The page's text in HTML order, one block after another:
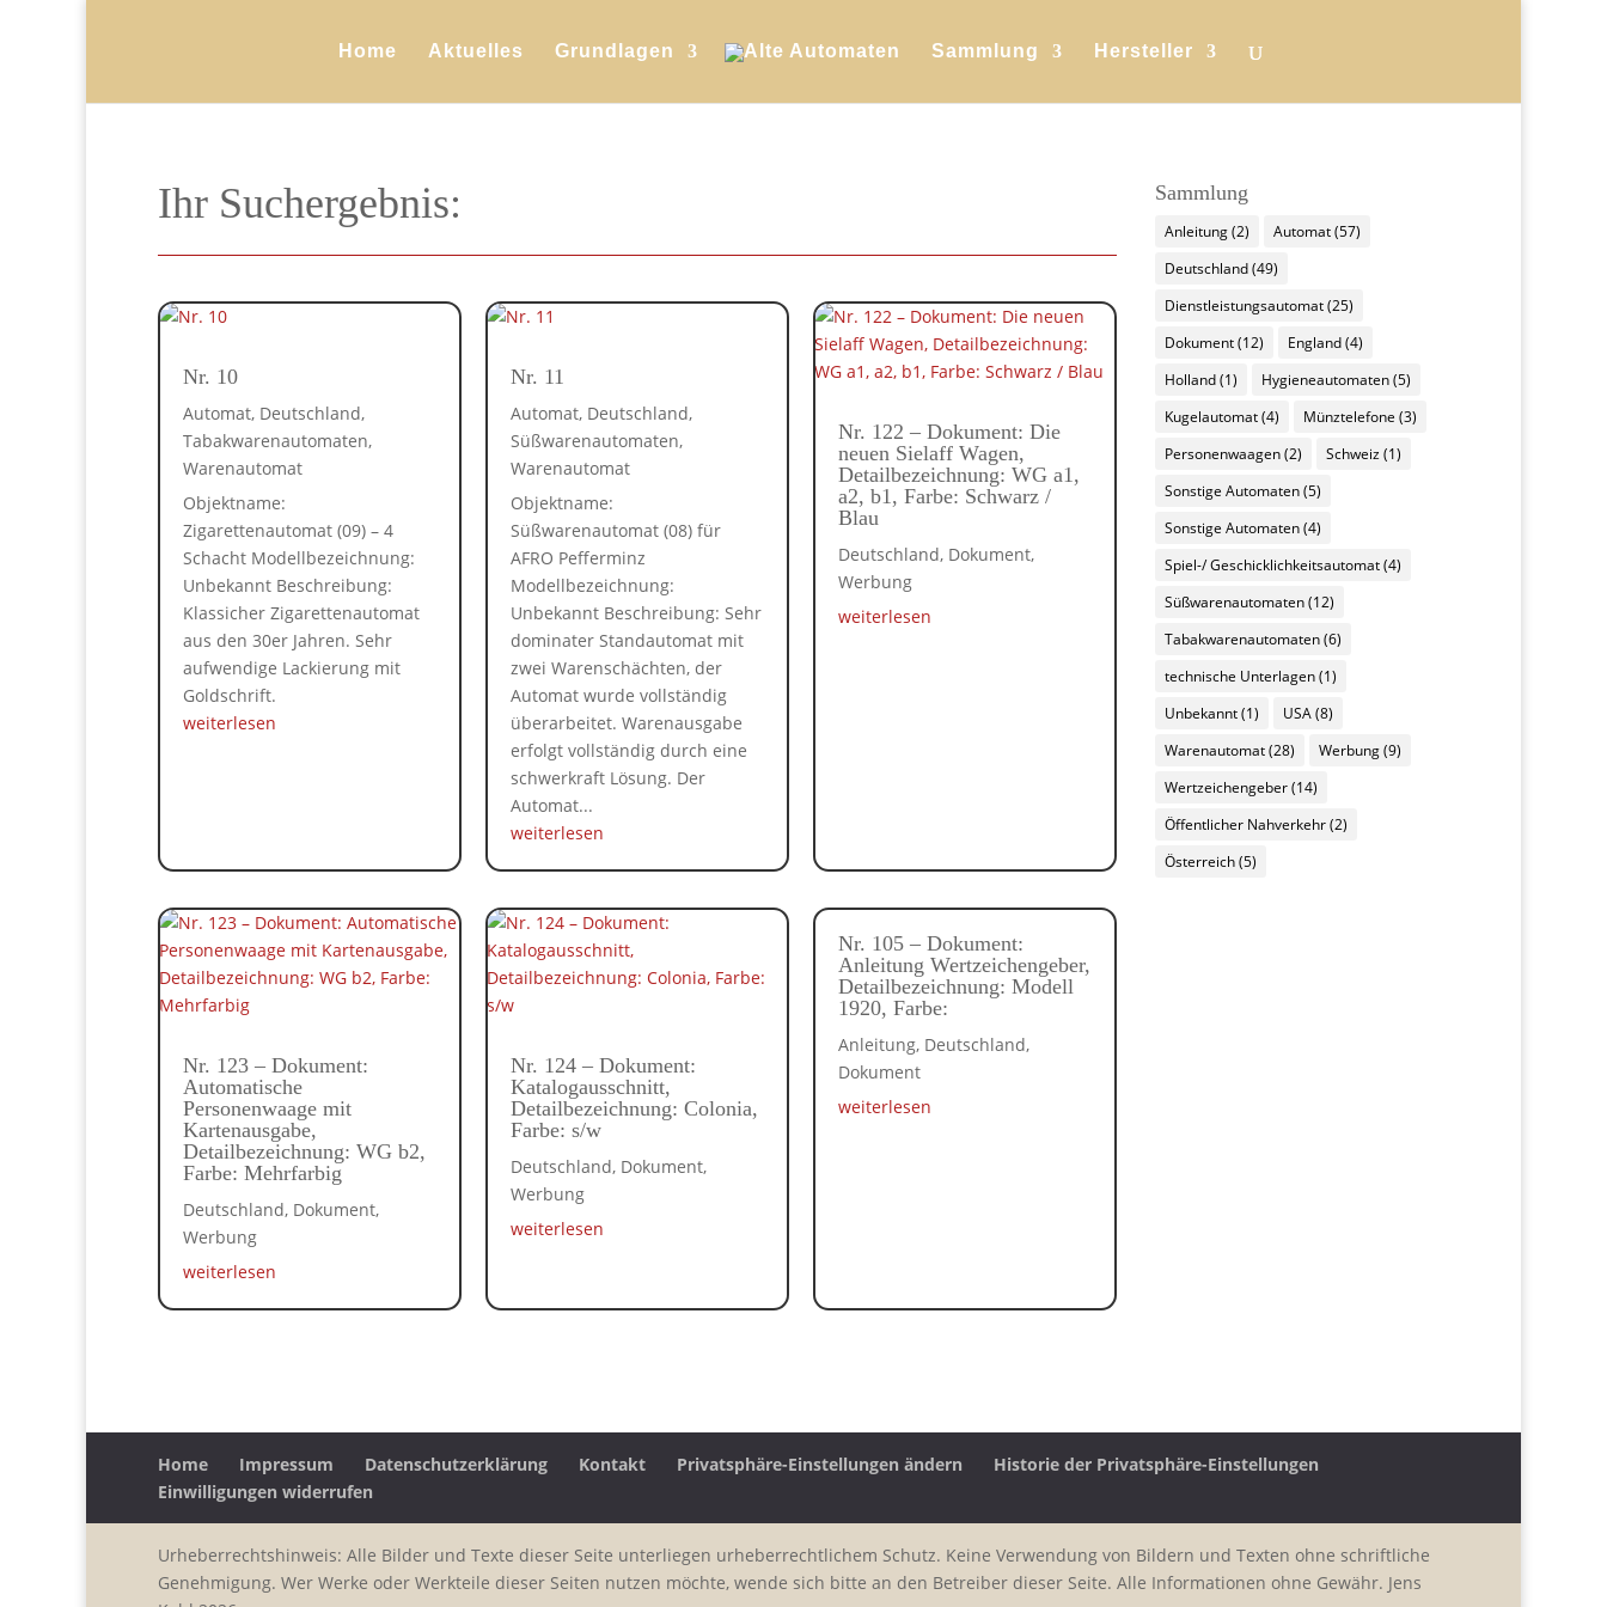
Home Aktuelles Grundlagen Sammlung Hersteller
Ihr Suchergebnis:
Nr. 10
Automat, Deutschland,
Tabakwarenautomaten,
Warenautomat
Objektname:
Zigarettenautomat (09) – 4
Schacht Modellbezeichnung:
Unbekannt Beschreibung:
Klassicher Zigarettenautomat
aus den 30er Jahren. Sehr
aufwendige Lackierung mit
Goldschrift.
weiterlesen
Nr. 11
Automat, Deutschland,
Süßwarenautomaten,
Warenautomat
Objektname:
Süßwarenautomat (08) für
AFRO Pefferminz
Modellbezeichnung:
Unbekannt Beschreibung: Sehr
dominater Standautomat mit
zwei Warenschächten, der
Automat wurde vollständig
überarbeitet. Warenausgabe
erfolgt vollständig durch eine
schwerkraft Lösung. Der
Automat...
weiterlesen
Nr. 122 – Dokument: Die
neuen Sielaff Wagen,
Detailbezeichnung: WG a1,
a2, b1, Farbe: Schwarz /
Blau
Deutschland, Dokument,
Werbung
weiterlesen
Nr. 123 – Dokument:
Automatische
Personenwaage mit
Kartenausgabe,
Detailbezeichnung: WG b2,
Farbe: Mehrfarbig
Deutschland, Dokument,
Werbung
weiterlesen
Nr. 124 – Dokument:
Katalogausschnitt,
Detailbezeichnung: Colonia,
Farbe: s/w
Deutschland, Dokument,
Werbung
weiterlesen
Nr. 105 – Dokument:
Anleitung Wertzeichengeber,
Detailbezeichnung: Modell
1920, Farbe:
Anleitung, Deutschland,
Dokument
weiterlesen
Sammlung
Anleitung(2) Automat(57)
Deutschland(49)
Dienstleistungsautomat(25)
Dokument(12) England(4)
Holland(1) Hygieneautomaten(5)
Kugelautomat(4) Münztelefone (3)
Personenwaagen(2) Schweiz(1)
Sonstige Automaten(5)
Sonstige Automaten(4)
Spiel-/ Geschicklichkeitsautomat(4)
Süßwarenautomaten(12)
Tabakwarenautomaten(6)
technische Unterlagen(1)
Unbekannt(1) USA(8)
Warenautomat(28) Werbung(9)
Wertzeichengeber(14)
Öffentlicher Nahverkehr(2)
Österreich(5)
Home Impressum Datenschutzerklärung Kontakt Privatsphäre-Einstellungen ändern
Historie der Privatsphäre-Einstellungen
Einwilligungen widerrufen
Urheberrechtshinweis: Alle Bilder und Texte dieser Seite unterliegen urheberrechtlichem Schutz. Keine Verwendung von Bildern und Texten ohne schriftliche
Genehmigung. Wer Werke oder Werkteile dieser Seiten nutzen möchte, wende sich bitte an den Betreiber dieser Seite. Alle Informationen ohne Gewähr. Jens